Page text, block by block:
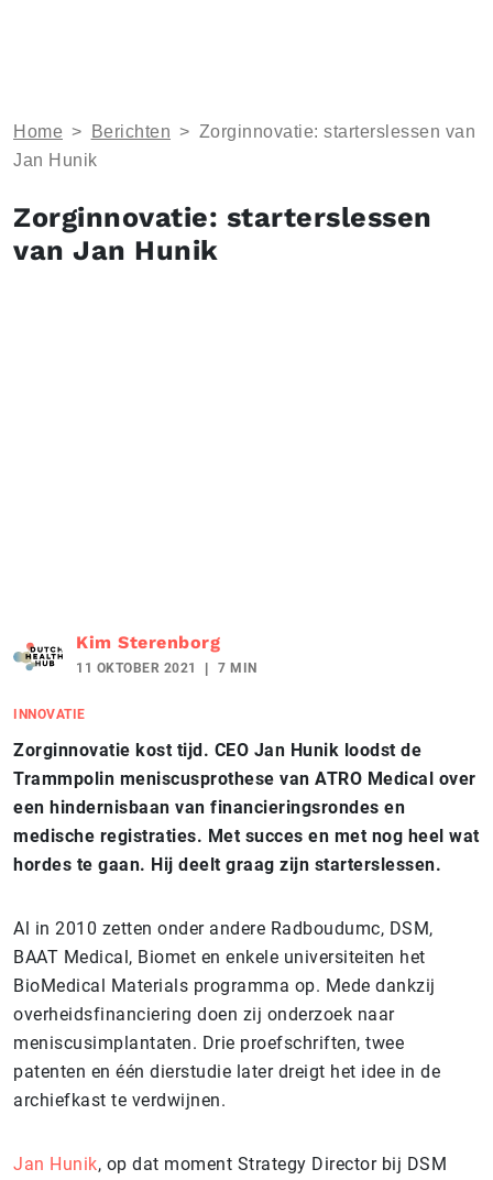
Home > Berichten > Zorginnovatie: starterslessen van
Jan Hunik
Zorginnovatie: starterslessen
van Jan Hunik
Kim Sterenborg
11 OKTOBER 2021 7 MIN
INNOVATIE
Zorginnovatie kost tijd. CEO Jan Hunik loodst de
Trammpolin meniscusprothese van ATRO Medical over
een hindernisbaan van financieringsrondes en
medische registraties. Met succes en met nog heel wat
hordes te gaan. Hij deelt graag zijn starterslessen.
Al in 2010 zetten onder andere Radboudumc, DSM,
BAAT Medical, Biomet en enkele universiteiten het
BioMedical Materials programma op. Mede dankzij
overheidsfinanciering doen zij onderzoek naar
meniscusimplantaten. Drie proefschriften, twee
patenten en één dierstudie later dreigt het idee in de
archiefkast te verdwijnen.
Jan Hunik, op dat moment Strategy Director bij DSM